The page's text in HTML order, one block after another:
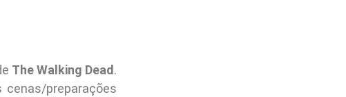
The Walking Dead.
preparações